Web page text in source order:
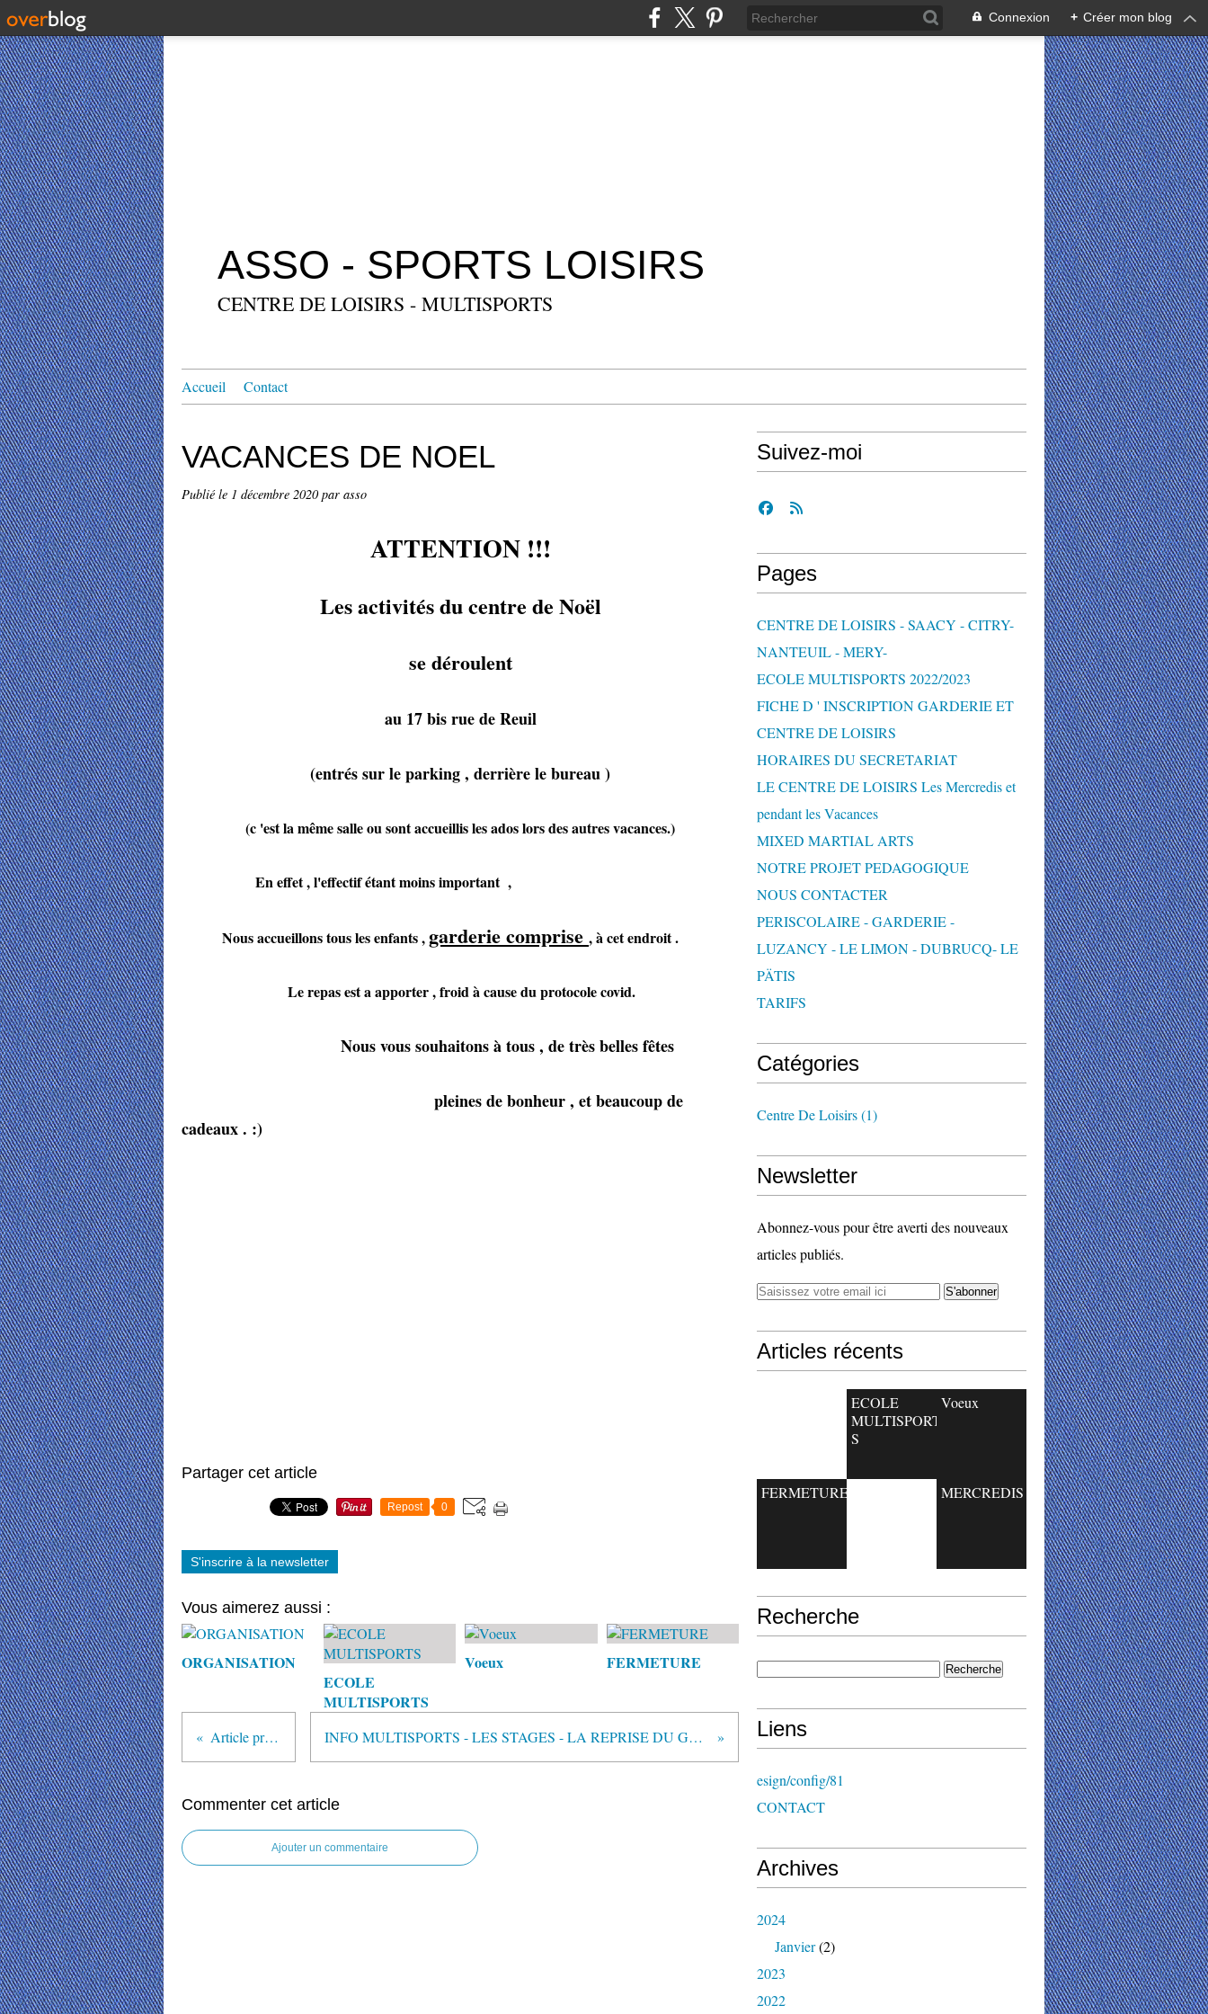
Connexion + Créer mon blog
ASSO - SPORTS LOISIRS
CENTRE DE LOISIRS - MULTISPORTS
Accueil Contact
VACANCES DE NOEL
Publié le 1 décembre 2020par asso
ATTENTION !!!
Les activités du centre de Noël
se déroulent
au 17 bis rue de Reuil
(entrés sur le parking , derrière le bureau )
(c 'est la même salle ou sont accueillis les ados lors des autres vacances.)
En effet , l'effectif étant moins important ,
Nous accueillons tous les enfants ,garderie comprise , à cet endroit .
Le repas est a apporter , froid à cause du protocole covid.
Nous vous souhaitons à tous , de très belles fêtes
pleines de bonheur , et beaucoup de
cadeaux . :)
Partager cet article
Repost 0
S'inscrire à la newsletter
Vous aimerez aussi :
ORGANISATION
ECOLE
MULTISPORTS
Voeux FERMETURE
Article précédent INFO MULTISPORTS - LES STAGES - LA REPRISE DU GROUPE DES 3 - 6 ANS
Commenter cet article
Ajouter un commentaire
Suivez-moi
Pages
CENTRE DE LOISIRS - SAACY - CITRY-
NANTEUIL - MERY-
ECOLE MULTISPORTS 2022/2023
FICHE D ' INSCRIPTION GARDERIE ET
CENTRE DE LOISIRS
HORAIRES DU SECRETARIAT
LE CENTRE DE LOISIRS Les Mercredis et
pendant les Vacances
MIXED MARTIAL ARTS
NOTRE PROJET PEDAGOGIQUE
NOUS CONTACTER
PERISCOLAIRE - GARDERIE -
LUZANCY - LE LIMON - DUBRUCQ- LE
PÄTIS
TARIFS
Catégories
Centre De Loisirs(1)
Newsletter
Abonnez-vous pour être averti des nouveaux
articles publiés.
Articles récents
ECOLE
MULTISPORT
S
Voeux
FERMETURE MERCREDIS
Recherche
Liens
esign/config/81
CONTACT
Archives
2024
Janvier(2)
2023
2022